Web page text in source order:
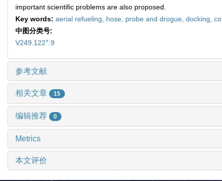
important scientific problems are also proposed.
Key words: aerial refueling, hose, probe and drogue, docking,
中图分类号:
V249.122+.9
参考文献
相关文章 15
编辑推荐 0
Metrics
本文评价